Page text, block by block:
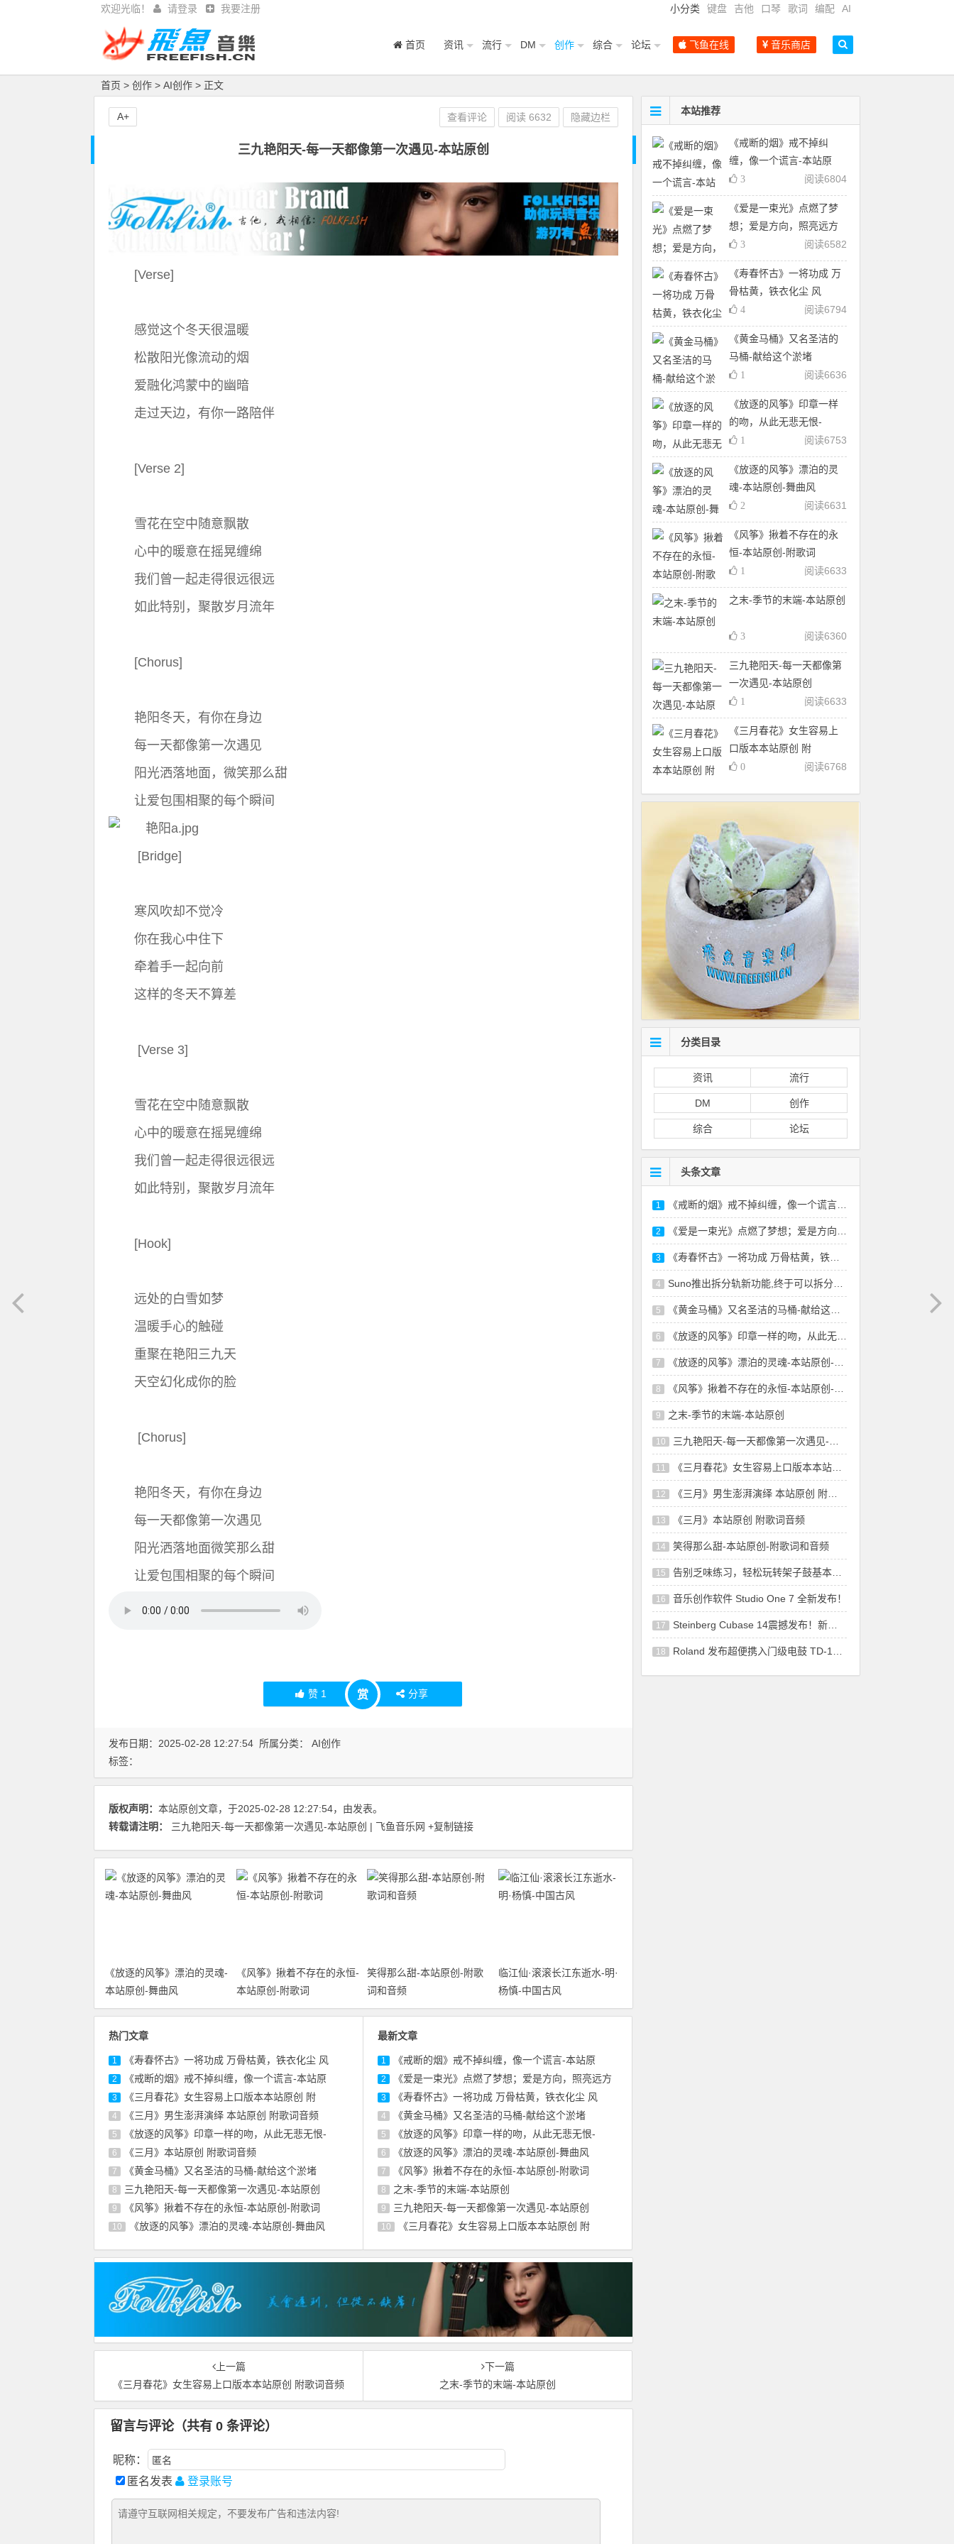
欢迎光临！ 请登录 我要注册 小分类 键盘 吉他 口琴 歌词 编配 AI
首页 资讯 流行 DM 创作 综合 论坛 飞鱼在线 音乐商店
首页 > 创作 > AI创作 > 正文
三九艳阳天-每一天都像第一次遇见-本站原创
[Verse]
感觉这个冬天很温暖
松散阳光像流动的烟
爱融化鸿蒙中的幽暗
走过天边，有你一路陪伴
[Verse 2]
雪花在空中随意飘散
心中的暖意在摇晃缠绵
我们曾一起走得很远很远
如此特别，聚散岁月流年
[Chorus]
艳阳冬天，有你在身边
每一天都像第一次遇见
阳光洒落地面，微笑那么甜
让爱包围相聚的每个瞬间
[Bridge]
寒风吹却不觉冷
你在我心中住下
牵着手一起向前
这样的冬天不算差
[Verse 3]
雪花在空中随意飘散
心中的暖意在摇晃缠绵
我们曾一起走得很远很远
如此特别，聚散岁月流年
[Hook]
远处的白雪如梦
温暖手心的触碰
重聚在艳阳三九天
天空幻化成你的脸
[Chorus]
艳阳冬天，有你在身边
每一天都像第一次遇见
阳光洒落地面微笑那么甜
让爱包围相聚的每个瞬间
赞 1 赏 分享
查看评论 阅读6632 隐藏边栏
A+
发布日期：2025-02-28 12:27:54 所属分类： AI创作
标签：
版权声明： 本站原创文章，于2025-02-28 12:27:54，由发表。
转载请注明：
三九艳阳天-每一天都像第一次遇见-本站原创 | 飞鱼音乐网 +复制链接
《放逐的风筝》漂泊的灵魂-
本站原创-舞曲风
《风筝》揪着不存在的永恒-
本站原创-附歌词
笑得那么甜-本站原创-附歌
词和音频
临江仙·滚滚长江东逝水-明·
杨慎-中国古风
热门文章
1 《寿春怀古》一将功成 万骨枯黄，铁衣化尘 风
2 《戒断的烟》戒不掉纠缠，像一个谎言-本站原
3 《三月春花》女生容易上口版本本站原创 附
4 《三月》男生澎湃演绎 本站原创 附歌词音频
5 《放逐的风筝》印章一样的吻，从此无悲无恨-
6 《三月》本站原创 附歌词音频
7 《黄金马桶》又名圣洁的马桶-献给这个淤堵
8 三九艳阳天-每一天都像第一次遇见-本站原创
9 《风筝》揪着不存在的永恒-本站原创-附歌词
10 《放逐的风筝》漂泊的灵魂-本站原创-舞曲风
最新文章
1 《戒断的烟》戒不掉纠缠，像一个谎言-本站原
2 《爱是一束光》点燃了梦想；爱是方向，照亮远方
3 《寿春怀古》一将功成 万骨枯黄，铁衣化尘 风
4 《黄金马桶》又名圣洁的马桶-献给这个淤堵
5 《放逐的风筝》印章一样的吻，从此无悲无恨-
6 《放逐的风筝》漂泊的灵魂-本站原创-舞曲风
7 《风筝》揪着不存在的永恒-本站原创-附歌词
8 之末-季节的末端-本站原创
9 三九艳阳天-每一天都像第一次遇见-本站原创
10 《三月春花》女生容易上口版本本站原创 附
上一篇
《三月春花》女生容易上口版本本站原创 附歌词音频
下一篇
之末-季节的末端-本站原创
留言与评论（共有 0 条评论）
昵称：
匿名发表
登录账号
本站推荐
《戒断的烟》戒不掉纠
缠，像一个谎言-本站原
阅读6804
3
《爱是一束光》点燃了梦
想；爱是方向，照亮远方
阅读6582
3
《寿春怀古》一将功成 万
骨枯黄，铁衣化尘 风
阅读6794
4
《黄金马桶》又名圣洁的
马桶-献给这个淤堵
阅读6636
1
《放逐的风筝》印章一样
的吻，从此无悲无恨-
阅读6753
1
《放逐的风筝》漂泊的灵
魂-本站原创-舞曲风
阅读6631
2
《风筝》揪着不存在的永
恒-本站原创-附歌词
阅读6633
1
之末-季节的末端-本站原创
阅读6360
3
三九艳阳天-每一天都像第
一次遇见-本站原创
阅读6633
1
《三月春花》女生容易上
口版本本站原创 附
阅读6768
0
分类目录
资讯 流行
DM 创作
综合 论坛
头条文章
1 《戒断的烟》戒不掉纠缠，像一个谎言-本站原
2 《爱是一束光》点燃了梦想；爱是方向，照亮远方
3 《寿春怀古》一将功成 万骨枯黄，铁衣化尘 风
4 Suno推出拆分轨新功能,终于可以拆分轨了!音
5 《黄金马桶》又名圣洁的马桶-献给这个淤堵
6 《放逐的风筝》印章一样的吻，从此无悲无恨-
7 《放逐的风筝》漂泊的灵魂-本站原创-舞曲风
8 《风筝》揪着不存在的永恒-本站原创-附歌词
9 之末-季节的末端-本站原创
10 三九艳阳天-每一天都像第一次遇见-本站原创
11 《三月春花》女生容易上口版本本站原创 附
12 《三月》男生澎湃演绎 本站原创 附歌词音频
13 《三月》本站原创 附歌词音频
14 笑得那么甜-本站原创-附歌词和音频
15 告别乏味练习，轻松玩转架子鼓基本功！这些技巧
16 音乐创作软件 Studio One 7 全新发布！
17 Steinberg Cubase 14震撼发布！新增功能让音
18 Roland 发布超便携入门级电鼓 TD-1K 和 TD-